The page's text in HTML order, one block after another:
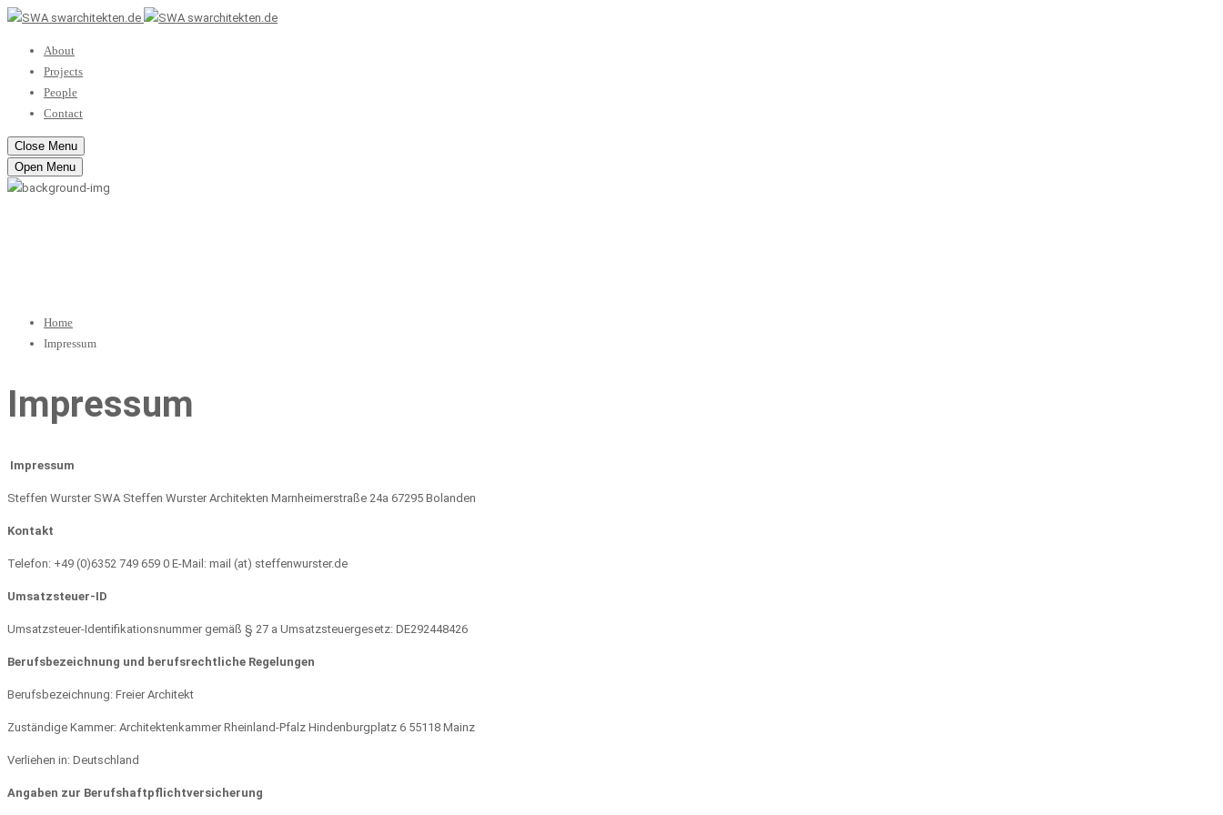
About
Projects
People
Contact
Close Menu
Open Menu
Home
Impressum
Impressum
Impressum
Steffen Wurster SWA Steffen Wurster Architekten Marnheimerstraße 24a 67295 Bolanden
Kontakt
Telefon: +49 (0)6352 749 659 0 E-Mail: mail (at) steffenwurster.de
Umsatzsteuer-ID
Umsatzsteuer-Identifikationsnummer gemäß § 27 a Umsatzsteuergesetz: DE292448426
Berufsbezeichnung und berufsrechtliche Regelungen
Berufsbezeichnung: Freier Architekt
Zuständige Kammer: Architektenkammer Rheinland-Pfalz Hindenburgplatz 6 55118 Mainz
Verliehen in: Deutschland
Angaben zur Berufshaftpflichtversicherung